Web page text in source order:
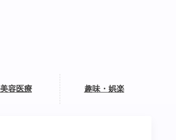
美容医療 趣味・娯楽